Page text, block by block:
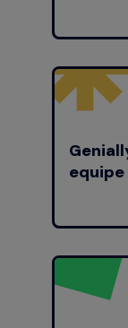
equipe